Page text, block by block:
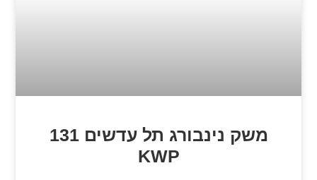
משק נינבורג תל עדשים 131
KWP